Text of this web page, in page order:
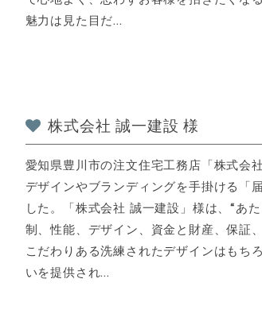
魅力は見た目だ...
株式会社 誠一建設 様
愛知県豊川市の注文住宅工務店「株式会
デザインやブランディングを手掛ける「
した。「株式会社 誠一建設」様は、“あ
制、性能、デザイン、資金と財産、保証
こだわりある洗練されたデザインはもち
いを提供され...